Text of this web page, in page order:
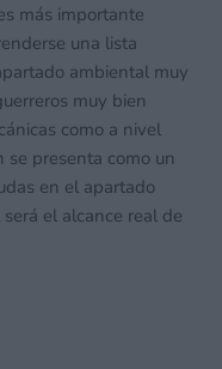
más importante
una lista
ambiental muy
muy bien
como a nivel
se presenta como un
en el apartado
el alcance real de